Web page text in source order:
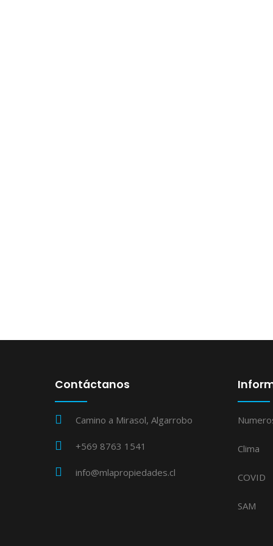
Contáctanos
Camino a Mirasol, Algarrobo
+569 8763 1541
info@mlapropiedades.cl
Clima
COVID
SAM